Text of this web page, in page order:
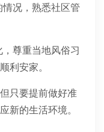
况，熟悉社区管
尊重当地风俗习
利安家。
只要提前做好准
新的生活环境。